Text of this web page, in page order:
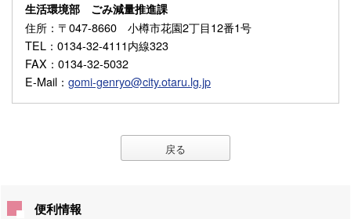
生活環境部 ごみ減量推進課
住所 ：〒047-8660 小樽市花園2丁目12番1号
TEL ：0134-32-4111内線323
FAX ：0134-32-5032
E-Mail ： gomi-genryo@city.otaru.lg.jp
戻る
便利情報